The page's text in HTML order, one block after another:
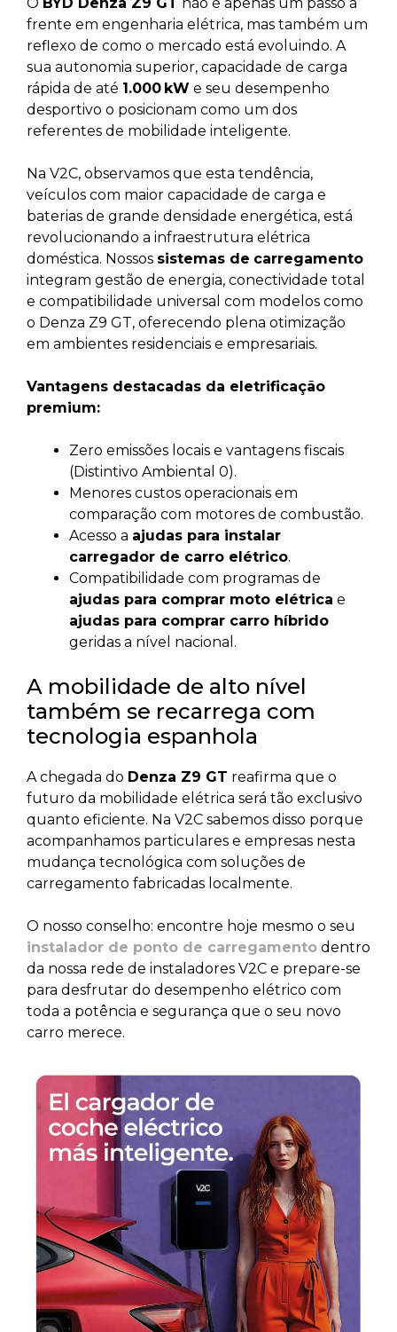
frente em engenharia elétrica, mas também um
reflexo de como o mercado está evoluindo. A
sua autonomia superior, capacidade de carga
rápida de até 1.000 kW e seu desempenho
desportivo o posicionam como um dos
referentes de mobilidade inteligente.
Na V2C, observamos que esta tendência,
veículos com maior capacidade de carga e
baterias de grande densidade energética, está
revolucionando a infraestrutura elétrica
doméstica. Nossos sistemas de carregamento
integram gestão de energia, conectividade total
e compatibilidade universal com modelos como
o Denza Z9 GT, oferecendo plena otimização
em ambientes residenciais e empresariais.
Vantagens destacadas da eletrificação
premium:
Zero emissões locais e vantagens fiscais
(Distintivo Ambiental 0).
Menores custos operacionais em
comparação com motores de combustão.
Acesso a ajudas para instalar
carregador de carro elétrico.
Compatibilidade com programas de
ajudas para comprar moto elétrica e
ajudas para comprar carro híbrido
geridas a nível nacional.
A mobilidade de alto nível
também se recarrega com
tecnologia espanhola
A chegada do Denza Z9 GT reafirma que o
futuro da mobilidade elétrica será tão exclusivo
quanto eficiente. Na V2C sabemos disso porque
acompanhamos particulares e empresas nesta
mudança tecnológica com soluções de
carregamento fabricadas localmente.
O nosso conselho: encontre hoje mesmo o seu
instalador de ponto de carregamento dentro
da nossa rede de instaladores V2C e prepare-se
para desfrutar do desempenho elétrico com
toda a potência e segurança que o seu novo
carro merece.